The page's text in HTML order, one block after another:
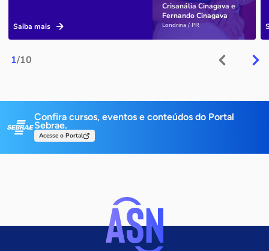
1/10
Crisanália Cinagava e
Fernando Cinagava
Londrina / PR
Saiba mais
Confira cursos, eventos e conteúdos do Portal
Sebrae.
Acesse o Portal